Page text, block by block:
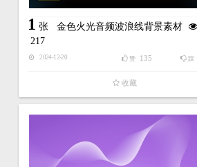
1 张金色火光音频波浪线背景素材
217
2024-12-20 踩
赞 135
收藏